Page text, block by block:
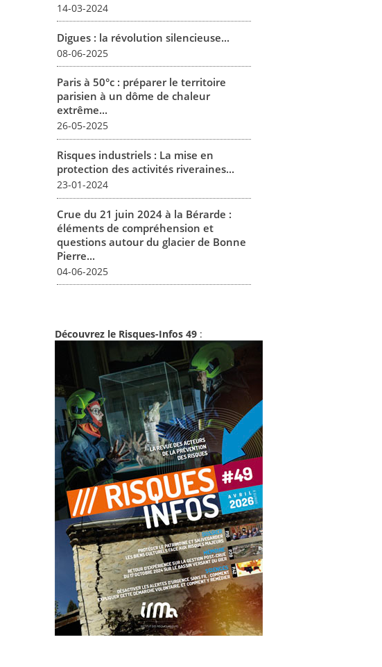
14-03-2024
Digues : la révolution silencieuse...
08-06-2025
Paris à 50°c : préparer le territoire
parisien à un dôme de chaleur
extrême...
26-05-2025
Risques industriels : La mise en
protection des activités riveraines...
23-01-2024
Crue du 21 juin 2024 à la Bérarde :
éléments de compréhension et
questions autour du glacier de Bonne
Pierre...
04-06-2025
Découvrez le Risques-Infos 49 :